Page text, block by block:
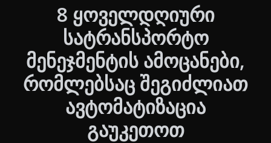
8 ყოველდღიური
სატრანსპორტო
მენეჯმენტის ამოცანები,
რომლებსაც შეგიძლიათ
ავტომატიზაცია
გაუკეთოთ